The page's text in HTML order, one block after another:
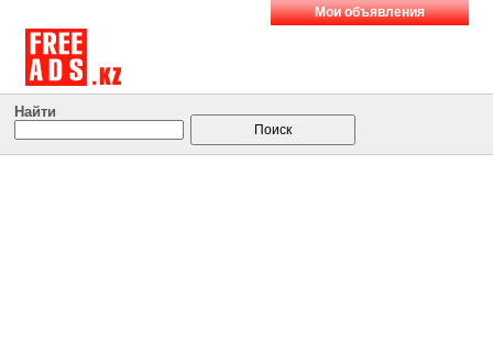
Мои объявления
Найти